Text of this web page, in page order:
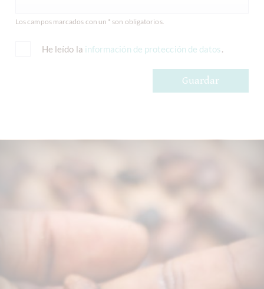
Los campos marcados con un * son obligatorios.
He leído la información de protección de datos.
Guardar